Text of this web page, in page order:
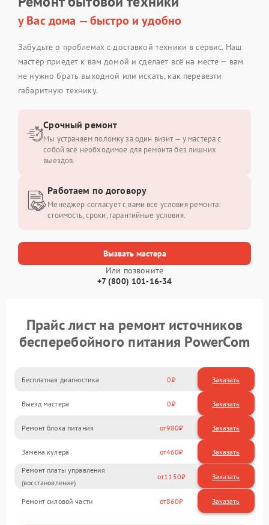
у Вас дома — быстро и удобно
Забудьте о проблемах с доставкой техники в сервис. Наш
мастер приедет к вам домой и сделает всё на месте — вам
не нужно брать выходной или искать, как перевезти
габаритную технику.
Вызвать мастера
Или позвоните
+7 (800) 101-16-34
Срочный ремонт
Мы устраняем поломку за один визит — у мастера с
собой всё необходимое для ремонта без лишних
выездов.
Работаем по договору
Менеджер согласует с вами все условия ремонта:
стоимость, сроки, гарантийные условия.
Прайс лист на ремонт источников
бесперебойного питания PowerCom
Бесплатная диагностика 0 Заказать
Выезд мастера 0 Заказать
Ремонт блока питания 980
Замена кулера 460
Ремонт платы управления
(восстановление)
1150
Ремонт силовой части 860